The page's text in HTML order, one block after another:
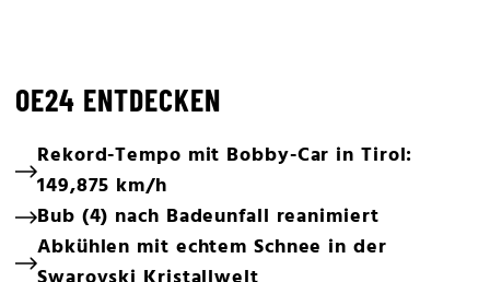
OE24 ENTDECKEN
Rekord-Tempo mit Bobby-Car in Tirol:
149,875 km/h
Bub (4) nach Badeunfall reanimiert
Abkühlen mit echtem Schnee in der